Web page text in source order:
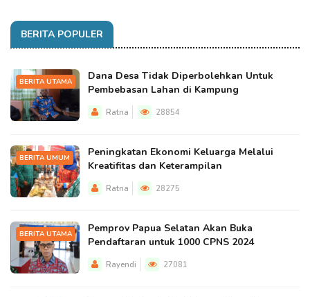
BERITA POPULER
BERITA UTAMA
Dana Desa Tidak Diperbolehkan Untuk
Pembebasan Lahan di Kampung
Ratna 28854
BERITA UMUM
Peningkatan Ekonomi Keluarga Melalui
Kreatifitas dan Keterampilan
Ratna 28275
BERITA UTAMA
Pemprov Papua Selatan Akan Buka
Pendaftaran untuk 1000 CPNS 2024
Rayendi 27081